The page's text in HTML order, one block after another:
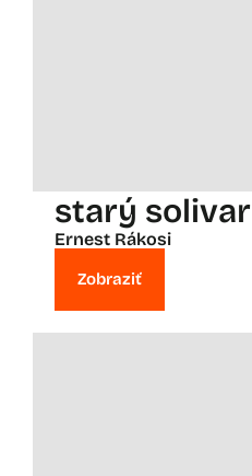
starý solivar
Ernest Rákosi
Zobraziť